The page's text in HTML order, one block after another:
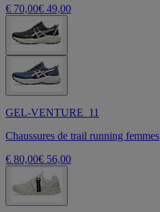
€ 70,00€ 49,00
GEL-VENTURE 11
Chaussures de trail running femmes
€ 80,00€ 56,00